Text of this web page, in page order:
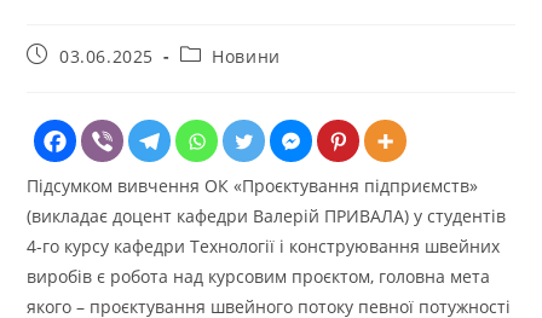
Запис03.06.2025
Категорія
Новини
Підсумком вивчення ОК «Проєктування підприємств»
(викладає доцент кафедри Валерій ПРИВАЛА) у студентів
4-го курсу кафедри Технології і конструювання швейних
виробів є робота над курсовим проєктом, головна мета
якого – проєктування швейного потоку певної потужності